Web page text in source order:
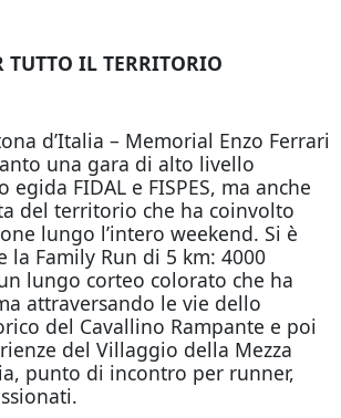
TUTTO IL TERRITORIO
d’Italia – Memorial Enzo Ferrari
una gara di alto livello
FIDAL e FISPES, ma anche
del territorio che ha coinvolto
lungo l’intero weekend. Si è
la Family Run di 5 km: 4000
lungo corteo colorato che ha
attraversando le vie dello
del Cavallino Rampante e poi
del Villaggio della Mezza
punto di incontro per runner,